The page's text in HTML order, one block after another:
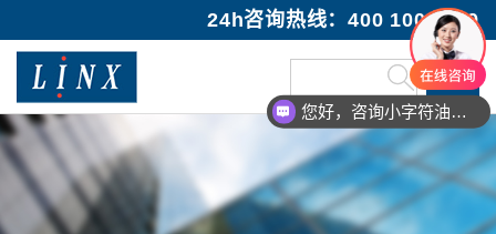
24h咨询热线：400 100 1089
您好，咨询小字符油墨喷码机